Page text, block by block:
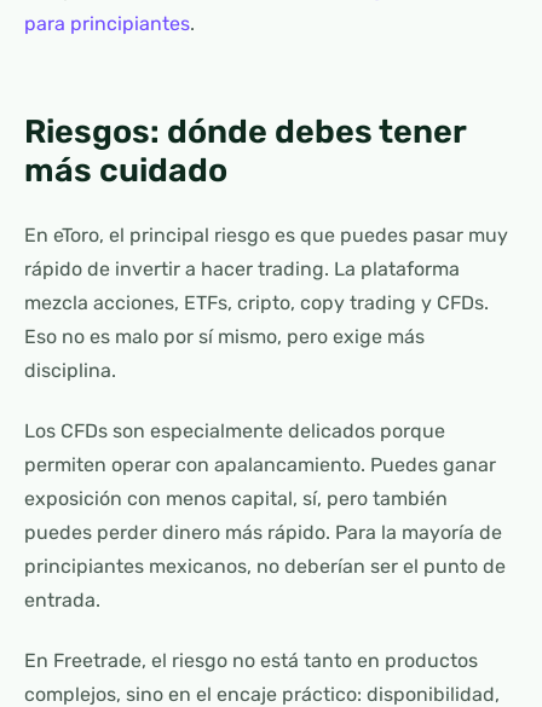
para principiantes.
Riesgos: dónde debes tener
más cuidado
En eToro, el principal riesgo es que puedes pasar muy
rápido de invertir a hacer trading. La plataforma
mezcla acciones, ETFs, cripto, copy trading y CFDs.
Eso no es malo por sí mismo, pero exige más
disciplina.
Los CFDs son especialmente delicados porque
permiten operar con apalancamiento. Puedes ganar
exposición con menos capital, sí, pero también
puedes perder dinero más rápido. Para la mayoría de
principiantes mexicanos, no deberían ser el punto de
entrada.
En Freetrade, el riesgo no está tanto en productos
complejos, sino en el encaje práctico: disponibilidad,